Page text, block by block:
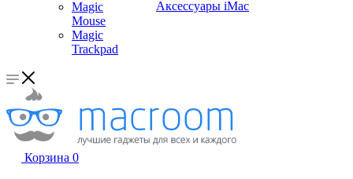
Magic
Mouse
Magic
Trackpad
Аксессуары iMac
Корзина 0